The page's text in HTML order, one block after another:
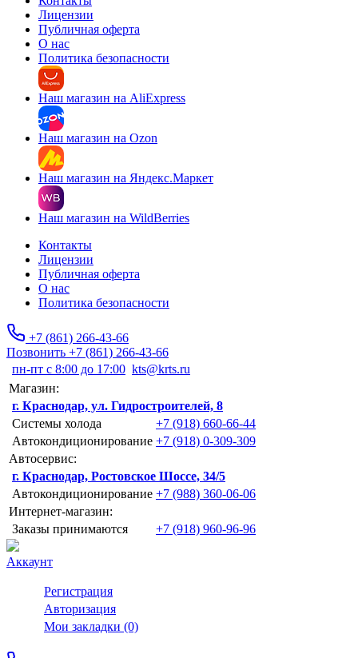
Лицензии
Публичная оферта
О нас
Политика безопасности
Наш магазин на AliExpress
Наш магазин на Ozon
Наш магазин на Яндекс.Маркет
Наш магазин на WildBerries
Контакты
Лицензии
Публичная оферта
О нас
Политика безопасности
+7 (861) 266-43-66
Позвонить +7 (861) 266-43-66
пн-пт с 8:00 до 17:00 kts@krts.ru
Магазин:
г. Краснодар, ул. Гидростроителей, 8
Системы холода
+7 (918) 660-66-44
Автокондиционирование +7 (918) 0-309-309
Автосервис:
г. Краснодар, Ростовское Шоссе, 34/5
Автокондиционирование +7 (988) 360-06-06
Интернет-магазин:
Заказы принимаются
+7 (918) 960-96-96
Аккаунт
Регистрация
Авторизация
Мои закладки (0)